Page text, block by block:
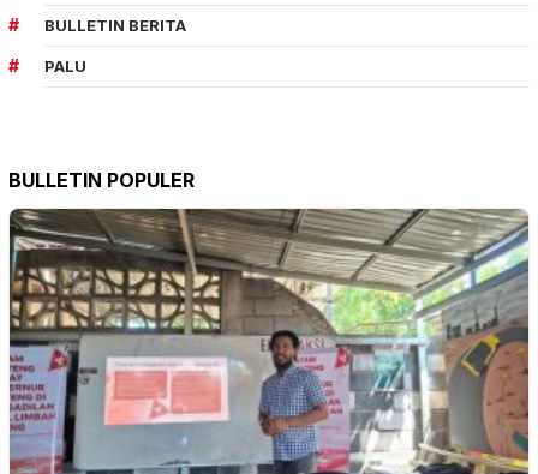
BULLETIN BERITA
PALU
BULLETIN POPULER